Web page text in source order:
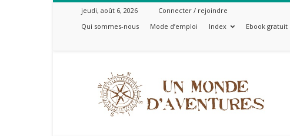
jeudi, août 6, 2026
Connecter / rejoindre
Qui sommes-nous
Mode d’emploi Index Ebook gratuit
Monde
d'Aventures